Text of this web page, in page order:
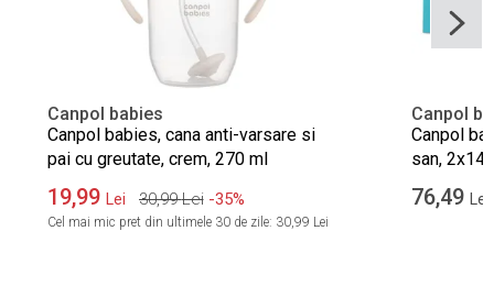
Canpol babies
Canpol babies, cana anti-varsare si
pai cu greutate, crem, 270 ml
19,99 Lei 30,99 Lei -35%
Cel mai mic pret din ultimele 30 de zile: 30,99 Lei
Canpol
Canpol
san,
76,49 Lei